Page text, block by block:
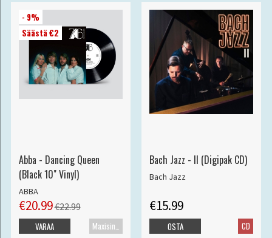
- 9%
Säästä €2
Abba - Dancing Queen
(Black 10" Vinyl)
ABBA
€20.99€22.99
Maxisingle
VARAA
Bach Jazz - II (Digipak CD)
Bach Jazz
€15.99
CD
OSTA